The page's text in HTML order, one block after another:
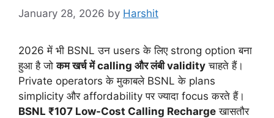
January 28, 2026 by Harshit
2026 में भी BSNL उन users के लिए strong option बना
हुआ है जोकम खर्च में calling और लंबी validity चाहते हैं।
Private operators के मुकाबले BSNL के plans
simplicity और affordability पर ज्यादा focus करते हैं।
BSNL ₹107 Low-Cost Calling Recharge खासतौर